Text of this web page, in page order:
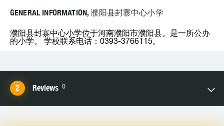
GENERAL INFORMATION, 濮阳县封寨中心小学
濮阳县封寨中心小学位于河南濮阳市濮阳县。是一所公办
的小学。 学校联系电话：0393-3766115。
Reviews 0